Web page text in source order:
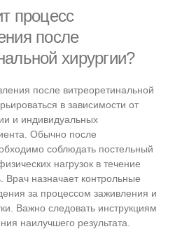
процесс
после
хирургии?
после витреоретинальной
в зависимости от
и индивидуальных
Обычно после
соблюдать постельный
нагрузок в течение
Врач назначает контрольные
за процессом заживления и
Важно следовать инструкциям
наилучшего результата.